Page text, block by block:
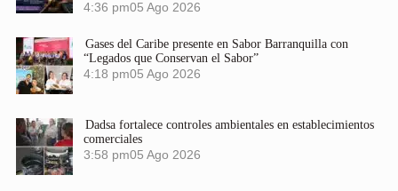
4:36 pm05 Ago 2026
Gases del Caribe presente en Sabor Barranquilla con
“Legados que Conservan el Sabor”
4:18 pm05 Ago 2026
Dadsa fortalece controles ambientales en establecimientos
comerciales
3:58 pm05 Ago 2026